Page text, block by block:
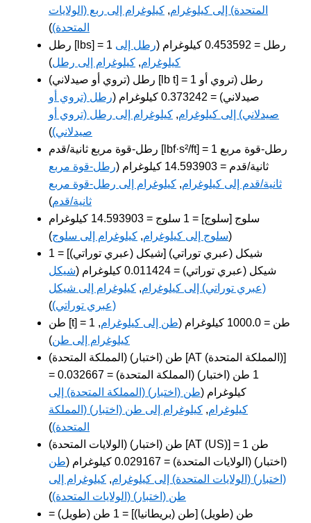
المتحدة) إلى كيلوغرام, كيلوغرام إلى ربع (الولايات
المتحدة))
رطل [lbs] = 1 رطل = 0.453592 كيلوغرام (
رطل إلى
كيلوغرام, كيلوغرام إلى رطل)
رطل (تروي أو صيدلاني) [lb t] = 1 رطل (تروي أو
صيدلاني) = 0.373242 كيلوغرام (
رطل (تروي أو
صيدلاني) إلى كيلوغرام, كيلوغرام إلى رطل (تروي أو
صيدلاني))
رطل-قوة مربع ثانية/قدم [lbf·s²/ft] = 1 رطل-قوة مربع
ثانية/قدم = 14.593903 كيلوغرام (
رطل-قوة مربع
ثانية/قدم إلى كيلوغرام, كيلوغرام إلى رطل-قوة مربع
ثانية/قدم)
سلوج [سلوج] = 1 سلوج = 14.593903 كيلوغرام
(سلوج إلى كيلوغرام, كيلوغرام إلى سلوج)
شيكل (عبري توراتي) [شيكل (عبري توراتي)] = 1
شيكل (عبري توراتي) = 0.011424 كيلوغرام (
شيكل
(عبري توراتي) إلى كيلوغرام, كيلوغرام إلى شيكل
(عبري توراتي))
طن [t] = 1 طن = 1000.0 كيلوغرام (
طن إلى كيلوغرام,
كيلوغرام إلى طن)
طن (اختبار) (المملكة المتحدة) [AT (المملكة المتحدة)]
= 1 طن (اختبار) (المملكة المتحدة) = 0.032667
كيلوغرام (طن (اختبار) (المملكة المتحدة) إلى
كيلوغرام, كيلوغرام إلى طن (اختبار) (المملكة
المتحدة))
طن (اختبار) (الولايات المتحدة) [AT (US)] = 1 طن
(اختبار) (الولايات المتحدة) = 0.029167 كيلوغرام (
طن
(اختبار) (الولايات المتحدة) إلى كيلوغرام, كيلوغرام إلى
طن (اختبار) (الولايات المتحدة))
طن (طويل) [طن (بريطانيا)] = 1 طن (طويل) =